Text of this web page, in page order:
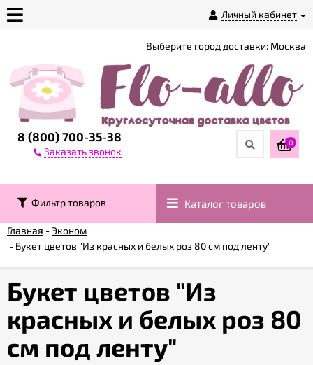
Личный кабинет
магазине
Доставка
Контакты
Возврат
Гарантии
Акции
8 (800) 700-35-38
Заказать звонок
Выберите город доставки: Москва
0
Фильтр товаров Каталог товаров
Главная -Эконом
- Букет цветов "Из красных и белых роз 80 см под ленту"
Букет цветов "Из
красных и белых роз 80
см под ленту"